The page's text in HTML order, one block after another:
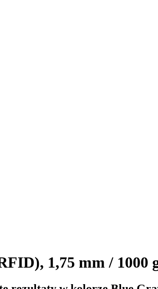
1,75 mm / 1000